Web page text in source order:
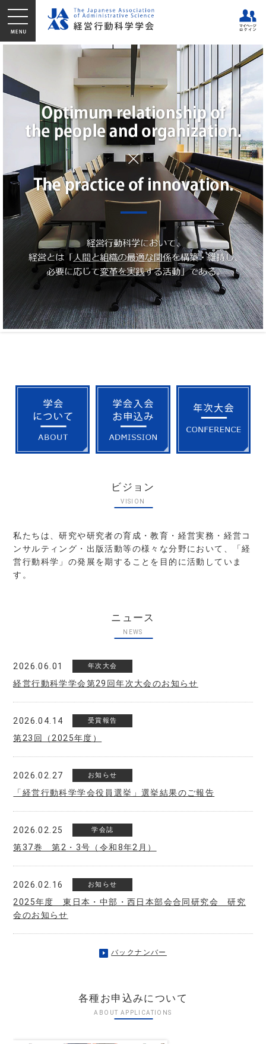
ビジョン
VISION
私たちは、研究や研究者の育成・教育・経営実務・経営コ
ンサルティング・出版活動等の様々な分野において、「経
営行動科学」の発展を期することを目的に活動していま
す。
ニュース
NEWS
2026.06.01 年次大会
経営⾏動科学学会第29回年次⼤会のお知らせ
2026.04.14 受賞報告
第23回（2025年度）
2026.02.27 お知らせ
「経営行動科学学会役員選挙」選挙結果のご報告
2026.02.25 学会誌
第37巻 第2・3号（令和8年2月）
2026.02.16 お知らせ
2025年度 東日本・中部・西日本部会合同研究会 研究
会のお知らせ
バックナンバー
各種お申込みについて
ABOUT APPLICATIONS